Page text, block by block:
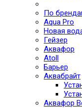
По
Aqua Pro
Новая
Гейзер
Аквафор
Atoll
Барьер
Аквабрайт
Аквафор